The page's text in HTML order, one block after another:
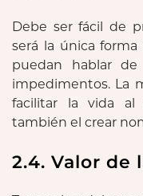
Debe ser fácil de
será la única
puedan hablar
impedimentos. La
facilitar la vida al
también el crear
2.4. Valor de